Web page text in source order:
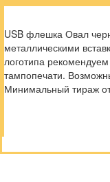
USB флешка Овал
металлическими
логотипа
тампопечати.
Минимальный тираж